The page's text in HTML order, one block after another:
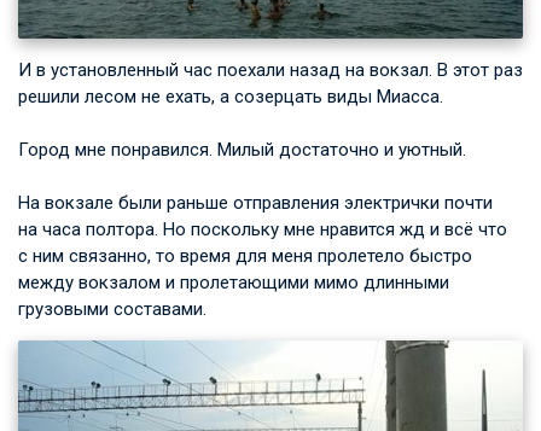
И в установленный час поехали назад на вокзал. В этот раз
решили лесом не ехать, а созерцать виды Миасса.
Город мне понравился. Милый достаточно и уютный.
На вокзале были раньше отправления электрички почти
на часа полтора. Но поскольку мне нравится жд и всё что
с ним связанно, то время для меня пролетело быстро
между вокзалом и пролетающими мимо длинными
грузовыми составами.